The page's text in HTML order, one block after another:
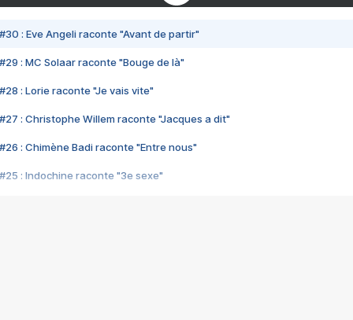
#30 : Eve Angeli raconte "Avant de partir"
#29 : MC Solaar raconte "Bouge de là"
#28 : Lorie raconte "Je vais vite"
#27 : Christophe Willem raconte "Jacques a dit"
#26 : Chimène Badi raconte "Entre nous"
#25 : Indochine raconte "3e sexe"